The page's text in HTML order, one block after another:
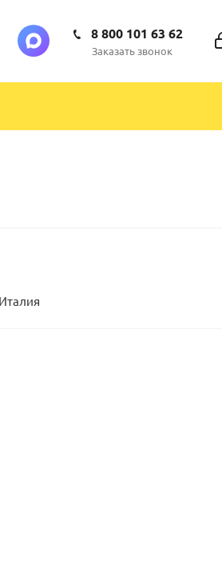
8 800 101 63 62
Заказать звонок